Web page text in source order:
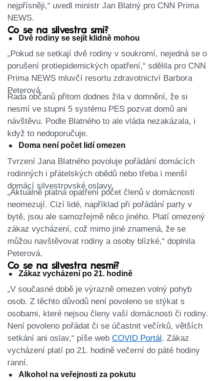
nejpřísněji,“ uvedl ministr Jan Blatný pro CNN Prima
NEWS.
Co se na silvestra smí?
Dvě rodiny se sejít klidně mohou
„Pokud se setkají dvě rodiny v soukromí, nejedná se o
porušení protiepidemických opatření,“ sdělila pro CNN
Prima NEWS mluvčí resortu zdravotnictví Barbora
Peterová.
Řada občanů přitom dodnes žila v domnění, že si
nesmí ve stupni 5 systému PES pozvat domů ani
návštěvu. Podle Blatného to ale vláda nezakázala, i
když to nedoporučuje.
Doma není počet lidí omezen
Tvrzení Jana Blatného povoluje pořádání domácích
rodinných i přátelských obědů nebo třeba i menší
domácí silvestrovské oslavy.
„Aktuálně platná opatření počet členů v domácnosti
neomezují. Cizí lidé, například při pořádání party v
bytě, jsou ale samozřejmě něco jiného. Platí omezený
zákaz vycházení, což mimo jiné znamená, že se
můžou navštěvovat rodiny a osoby blízké,“ doplnila
Peterová.
Co se na silvestra nesmí?
Zákaz vycházení po 21. hodině
„V současné době je výrazně omezen volný pohyb
osob. Z těchto důvodů není povoleno se stýkat s
osobami, které nejsou členy vaší domácnosti či rodiny.
Není povoleno pořádat či se účastnit večírků, větších
setkání ani oslav,“ píše web COVID Portál. Zákaz
vycházení platí po 21. hodině večerní do páté hodiny
ranní.
Alkohol na veřejnosti za pokutu